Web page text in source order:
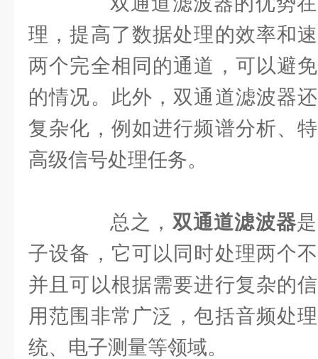
理，提高了数据处理的效率和
两个完全相同的通道，可以避
的情况。此外，双通道滤波器
复杂化，例如进行频谱分析、
高级信号处理任务。
总之， 双通道滤波器
子设备，它可以同时处理两个
并且可以根据需要进行复杂的
用范围非常广泛，包括音频处
统、电子测量等领域。